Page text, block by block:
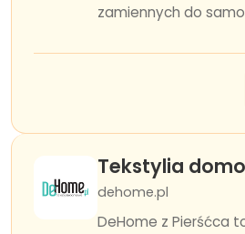
zamiennych do
Tekstylia
dehome.pl
DeHome z Pierśćca